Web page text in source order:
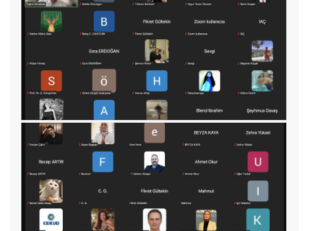
Türkiye Kalıp Sektörü Durum Raporu ve UKUB (Ulusal Kalıp
Üreticileri Birliği) Webinarı yayınlandı.
Yazılım, Elektronik Ve Otomotiv Sektörlerine Yönelik
Uluslararası Hibe Programları Online Bilgilendirme Semineri
Sunumu